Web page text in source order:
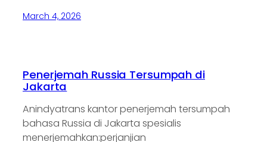
March 4, 2026
Penerjemah Russia Tersumpah di
Jakarta
Anindyatrans kantor penerjemah tersumpah
bahasa Russia di Jakarta spesialis
menerjemahkan:perjanjian